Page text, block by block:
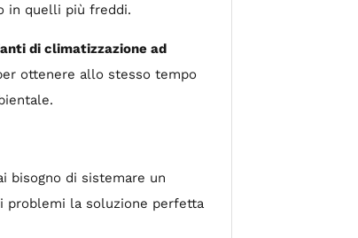
in quelli più freddi.
di climatizzazione ad
ottenere allo stesso tempo
bisogno di sistemare un
problemi la soluzione perfetta